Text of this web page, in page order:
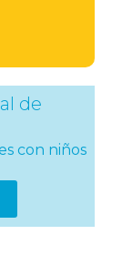
de
con niños